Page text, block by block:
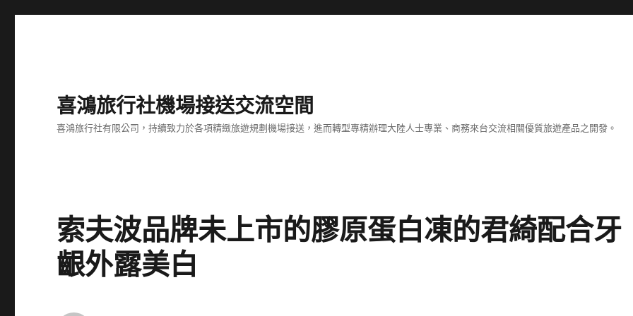
喜鴻旅行社機場接送交流空間
喜鴻旅行社有限公司，持續致力於各項精緻旅遊規劃機場接送，進而轉型專精辦理大陸人士專業、商務來台交流相關優質旅遊產品之開發。
索夫波品牌未上市的膠原蛋白凍的君綺配合牙
齦外露美白